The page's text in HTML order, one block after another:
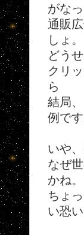
がなっ
通販
しょ。
どうせ
クリ
ら
結局
例です
いや
なぜ
かね。
ちょ
い恐い